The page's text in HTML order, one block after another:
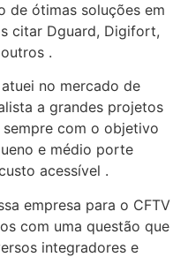
de ótimas soluções em
citar Dguard, Digifort,
.
no mercado de
a grandes projetos
com o objetivo
e médio porte
acessível .
empresa para o CFTV
com uma questão que
integradores e